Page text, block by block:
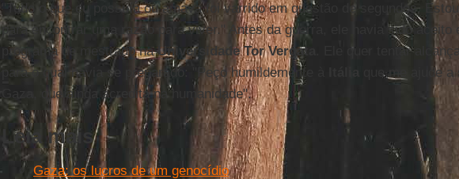
"Tudo o que eu possuía ou amava foi varrido em questão de segundos. Estou
para encontrar uma razão para viver." Antes da guerra, ele havia sido aceito
programa de mestrado naUniversidade Tor Vergata
. Ele quer tentar
para o qual havia se preparado: "Peço humildemente à
que me ajude a
Gaza, que ainda acredita na humanidade".
Leia mais
Gaza: os lucros de um genocídio